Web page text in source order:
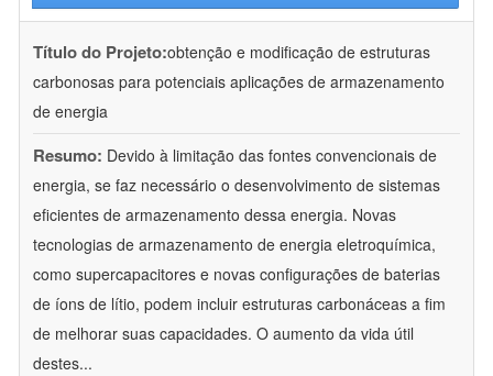
Título do Projeto:obtenção e modificação de estruturas
carbonosas para potenciais aplicações de armazenamento
de energia
Resumo: Devido à limitação das fontes convencionais de
energia, se faz necessário o desenvolvimento de sistemas
eficientes de armazenamento dessa energia. Novas
tecnologias de armazenamento de energia eletroquímica,
como supercapacitores e novas configurações de baterias
de íons de lítio, podem incluir estruturas carbonáceas a fim
de melhorar suas capacidades. O aumento da vida útil
destes...